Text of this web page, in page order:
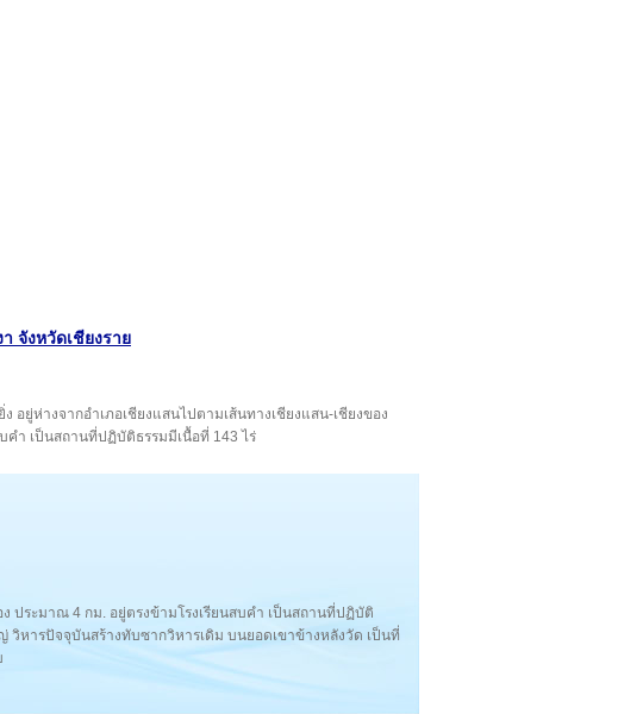
จังหวัดเชียงราย
อยู่ห่างจากอำเภอเชียงแสนไปตามเส้นทางเชียงแสน-เชียงของ
คำ เป็นสถานที่ปฏิบัติธรรมมีเนื้อที่ 143 ไร่
ประมาณ 4 กม. อยู่ตรงข้ามโรงเรียนสบคำ เป็นสถานที่ปฏิบัติ
วิหารปัจจุบันสร้างทับซากวิหารเดิม บนยอดเขาข้างหลังวัด เป็นที่